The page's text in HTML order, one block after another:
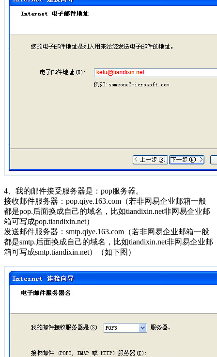
4、我的邮件接受服务器是：pop服务器。
接收邮件服务器：pop.qiye.163.com（若非网易企业邮箱一般
都是pop.后面换成自己的域名，比如tiandixin.net非网易企业邮
箱可写成pop.tiandixin.net）
发送邮件服务器：smtp.qiye.163.com（若非网易企业邮箱一般
都是smtp.后面换成自己的域名，比如tiandixin.net非网易企业邮
箱可写成smtp.tiandixin.net）（如下图）